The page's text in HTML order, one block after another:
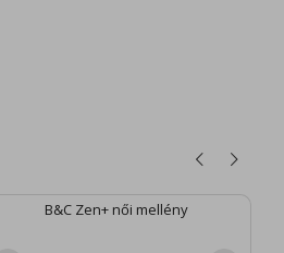
B&C Zen+ női mellény